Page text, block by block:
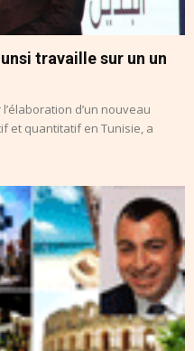
travaille sur un un
d’un nouveau
et quantitatif en Tunisie, a